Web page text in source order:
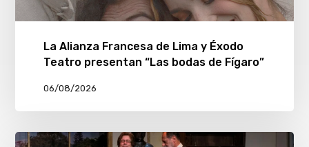
La Alianza Francesa de Lima y Éxodo
Teatro presentan “Las bodas de Fígaro”
06/08/2026